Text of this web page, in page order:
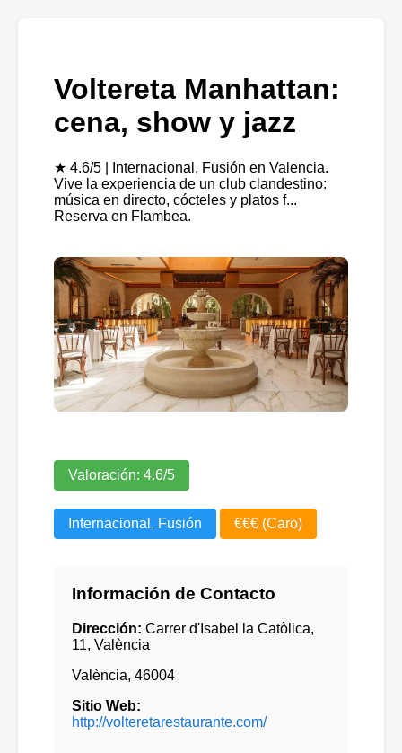
Voltereta Manhattan:
cena, show y jazz
★ 4.6/5 | Internacional, Fusión en Valencia.
Vive la experiencia de un club clandestino:
música en directo, cócteles y platos f...
Reserva en Flambea.
Valoración: 4.6/5
Internacional, Fusión €€€ (Caro)
Información de Contacto
Dirección: Carrer d'Isabel la Catòlica,
11, València
València, 46004
Sitio Web:
http://volteretarestaurante.com/